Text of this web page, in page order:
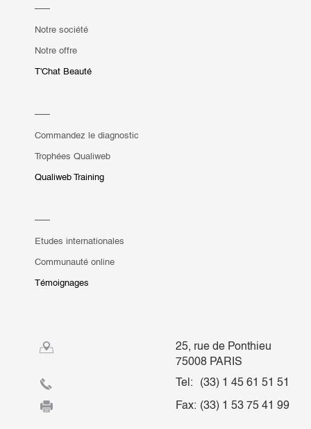
Notre société
Notre offre
T'Chat Beauté
Commandez le diagnostic
Trophées Qualiweb
Qualiweb Training
Etudes internationales
Communauté online
Témoignages
25, rue de Ponthieu
75008 PARIS
Tel:
(33) 1 45 61 51 51
Fax: (33) 1 53 75 41 99